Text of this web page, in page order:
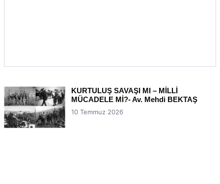
KURTULUŞ SAVAŞI MI – MİLLİ
MÜCADELE Mİ?- Av. Mehdi BEKTAŞ
10 Temmuz 2026